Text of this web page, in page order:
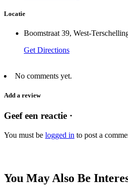
Locatie
Boomstraat 39, West-
Get Directions
No comments yet.
Add a review
Geef een reactie ·
You must be logged in to post a
You May Also Be